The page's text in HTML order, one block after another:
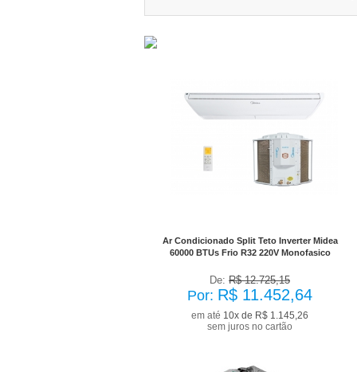
Ar Condicionado Split Teto Inverter Midea
60000 BTUs Frio R32 220V Monofasico
De: R$ 12.725,15
Por: R$ 11.452,64
em até 10x de R$ 1.145,26
sem juros no cartão